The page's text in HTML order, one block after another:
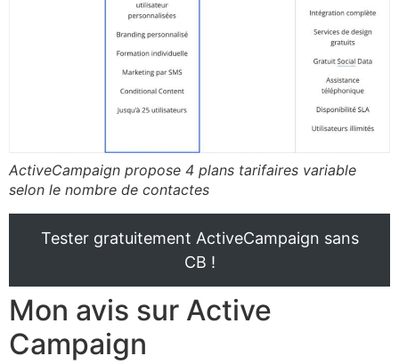
ActiveCampaign propose 4 plans tarifaires variable
selon le nombre de contactes
Tester gratuitement ActiveCampaign sans
CB !
Mon avis sur Active
Campaign